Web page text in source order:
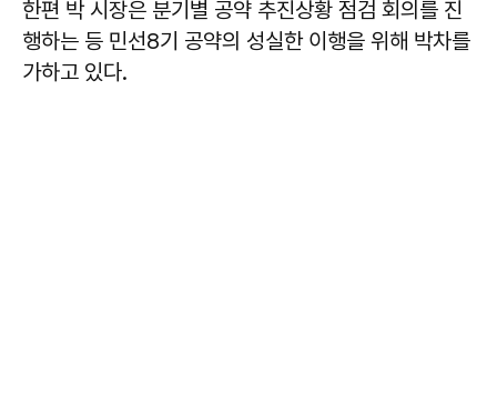
한편 박 시장은 분기별 공약 추진상황 점검 회의를 진
행하는 등 민선8기 공약의 성실한 이행을 위해 박차를
가하고 있다.